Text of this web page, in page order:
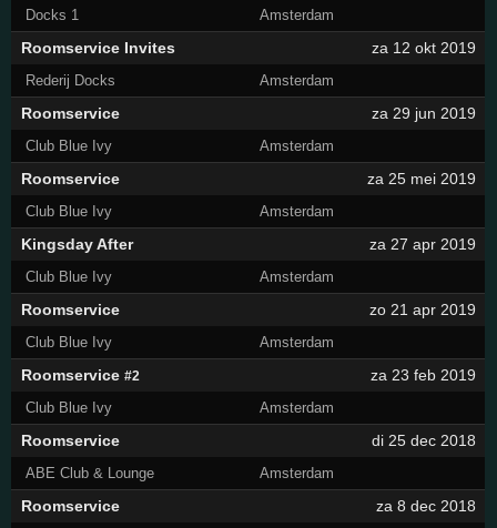
Docks 1 Amsterdam
Roomservice Invites za 12 okt 2019
Rederij Docks Amsterdam
Roomservice za 29 jun 2019
Club Blue Ivy Amsterdam
Roomservice za 25 mei 2019
Club Blue Ivy Amsterdam
Kingsday After za 27 apr 2019
Club Blue Ivy Amsterdam
Roomservice zo 21 apr 2019
Club Blue Ivy Amsterdam
Roomservice #2 za 23 feb 2019
Club Blue Ivy Amsterdam
Roomservice di 25 dec 2018
ABE Club & Lounge Amsterdam
Roomservice za 8 dec 2018